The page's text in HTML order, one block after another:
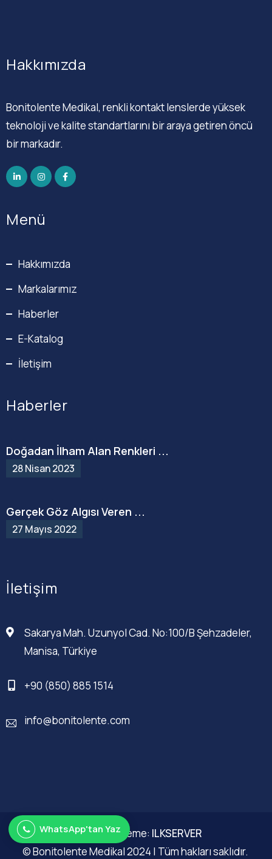
Hakkımızda
Bonitolente Medikal, renkli kontakt lenslerde yüksek
teknoloji ve kalite standartlarını bir araya getiren öncü
bir markadır.
Menü
Hakkımızda
Markalarımız
Haberler
E-Katalog
İletişim
Haberler
Doğadan İlham Alan Renkleri ...
28 Nisan 2023
Gerçek Göz Algısı Veren ...
27 Mayıs 2022
İletişim
Sakarya Mah. Uzunyol Cad. No:100/B Şehzadeler,
Manisa, Türkiye
+90 (850) 885 1514
info@bonitolente.com
Web Düzenleme: ILKSERVER
© Bonitolente Medikal 2024 | Tüm hakları saklıdır.
WhatsApp'tan Yaz